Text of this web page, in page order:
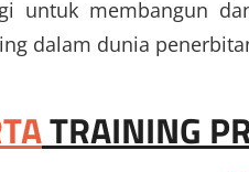
untuk membangun
dalam dunia
TRAINING